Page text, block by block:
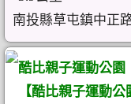
南投縣草屯鎮中正
酷比親子運動公園
【酷比親子運動